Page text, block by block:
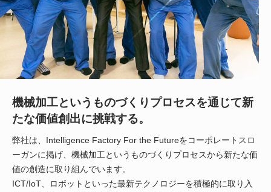
機械加工というものづくりプロセスを通じて新
たな価値創出に挑戦する。
弊社は、Intelligence Factory For the Futureをコーポレートスロ
ーガンに掲げ、機械加工というものづくりプロセスから新たな価
値の創造に取り組んでいます。
ICT/IoT、ロボットといった最新テクノロジーを積極的に取り入